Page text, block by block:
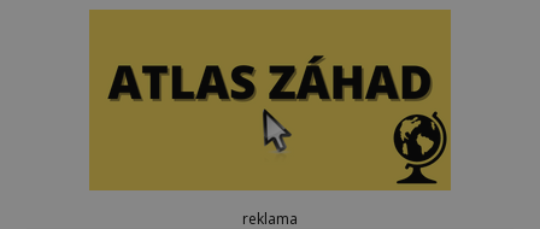
reklama